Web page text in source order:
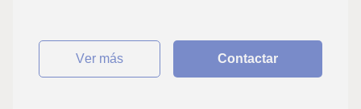
ver más Contactar